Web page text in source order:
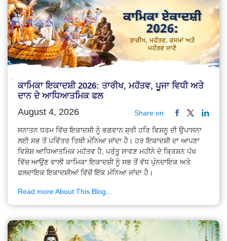
ਕਾਮਿਕਾ ਇਕਾਦਸ਼ੀ 2026: ਤਾਰੀਖ, ਮਹੱਤਵ, ਪੂਜਾ ਵਿਧੀ ਅਤੇ
ਦਾਨ ਦੇ ਆਧਿਆਤਮਿਕ ਫਲ
August 4, 2026 Share on
ਸਨਾਤਨ ਧਰਮ ਵਿੱਚ ਇਕਾਦਸ਼ੀ ਨੂੰ ਭਗਵਾਨ ਸ਼੍ਰੀ ਹਰਿ ਵਿਸ਼ਨੂ ਦੀ ਉਪਾਸਨਾ
ਲਈ ਸਭ ਤੋਂ ਪਵਿੱਤਰ ਤਿਥੀ ਮੰਨਿਆ ਜਾਂਦਾ ਹੈ। ਹਰ ਇਕਾਦਸ਼ੀ ਦਾ ਆਪਣਾ
ਵਿਸ਼ੇਸ਼ ਆਧਿਆਤਮਿਕ ਮਹੱਤਵ ਹੈ, ਪਰੰਤੂ ਸਾਵਣ ਮਹੀਨੇ ਦੇ ਕ੍ਰਿਸ਼ਨ ਪੱਖ
ਵਿੱਚ ਆਉਣ ਵਾਲੀ ਕਾਮਿਕਾ ਇਕਾਦਸ਼ੀ ਨੂੰ ਸਭ ਤੋਂ ਵੱਧ ਪੁੰਨਦਾਇਕ ਅਤੇ
ਫਲਦਾਇਕ ਇਕਾਦਸ਼ੀਆਂ ਵਿੱਚੋਂ ਇੱਕ ਮੰਨਿਆ ਜਾਂਦਾ ਹੈ।
Read more About This Blog...